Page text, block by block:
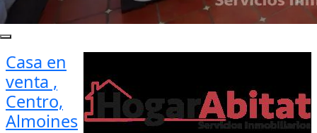
Casa en
venta ,
Centro,
Almoines